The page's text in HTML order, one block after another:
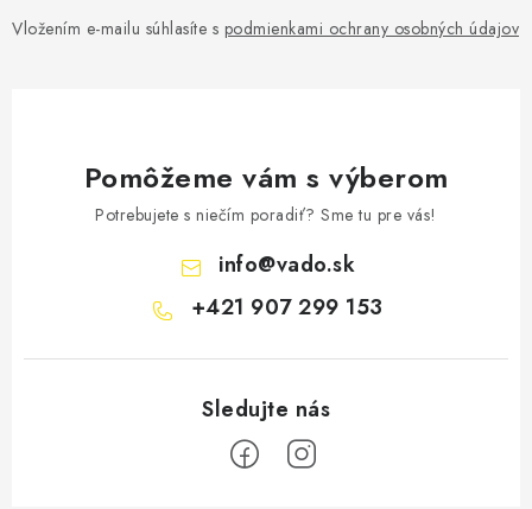
Vložením e-mailu súhlasíte s podmienkami ochrany osobných údajov
Pomôžeme vám s výberom
Potrebujete s niečím poradiť? Sme tu pre vás!
info@vado.sk
+421 907 299 153